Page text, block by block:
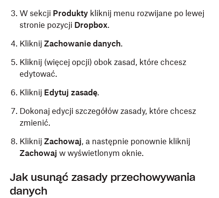
W sekcji Produkty kliknij menu rozwijane po lewej
stronie pozycji Dropbox.
Kliknij Zachowanie danych.
Kliknij (więcej opcji) obok zasad, które chcesz
edytować.
Kliknij Edytuj zasadę.
Dokonaj edycji szczegółów zasady, które chcesz
zmienić.
Kliknij Zachowaj, a następnie ponownie kliknij
Zachowaj w wyświetlonym oknie.
Jak usunąć zasady przechowywania
danych